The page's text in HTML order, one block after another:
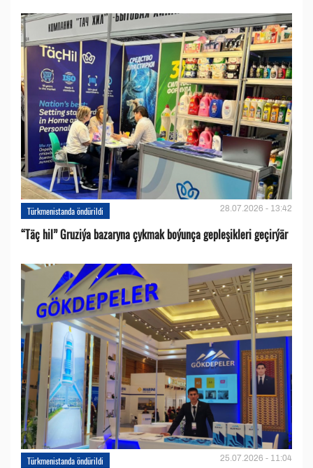
Türkmenistanda öndürildi 28.07.2026 - 13:42
“Täç hil” Gruziýa bazaryna çykmak boýunça gepleşikleri geçirýär
Türkmenistanda öndürildi 25.07.2026 - 11:04